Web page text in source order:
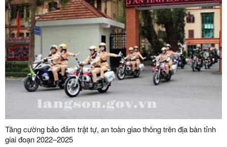
Tăng cường bảo đảm trật tự, an toàn giao thông trên địa bàn tỉnh
giai đoạn 2022–2025